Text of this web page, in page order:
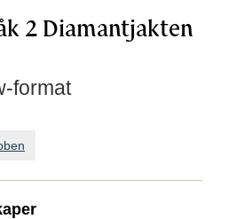
2 Diamantjakten
format